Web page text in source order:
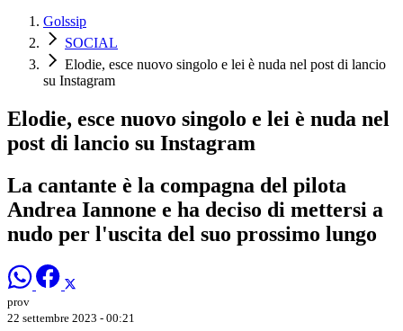
Golssip
SOCIAL
Elodie, esce nuovo singolo e lei è nuda nel post di lancio
su Instagram
Elodie, esce nuovo singolo e lei è nuda nel
post di lancio su Instagram
La cantante è la compagna del pilota
Andrea Iannone e ha deciso di mettersi a
nudo per l'uscita del suo prossimo lungo
prov
22 settembre 2023 - 00:21